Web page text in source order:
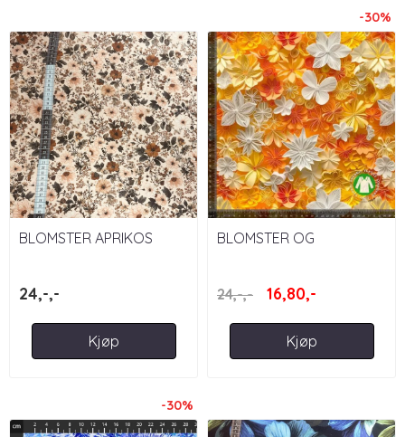
BLOMSTER APRIKOS
24,-,-
Kjøp
-30%
BLOMSTER OG
24,-,- 16,80,-
Kjøp
-30%